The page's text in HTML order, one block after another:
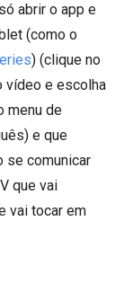
abrir o app e
(como o
) (clique no
vídeo e escolha
menu de
e que
se comunicar
que vai
vai tocar em